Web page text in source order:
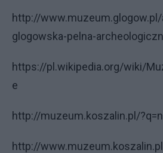
http://www.muzeum.glogow.pl/
glogowska-pelna-
https://pl.wikipedia.org/wiki/
e
http://muzeum.koszalin.pl/
http://